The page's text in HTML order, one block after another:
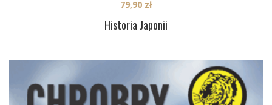
Historia Japonii
79,90 zł